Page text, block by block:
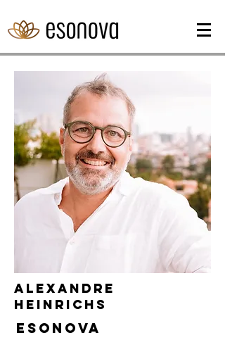
Alexandre
Heinrichs
esonova